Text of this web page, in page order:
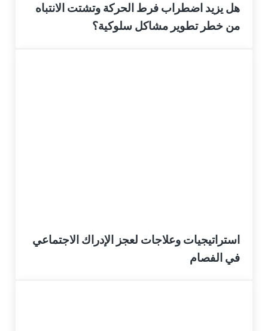
هل يزيد اضطراب فرط الحركة وتشتت الانتباه
من خطر تطوير مشاكل سلوكية؟
استراتيجيات وعلاجات لعجز الإدراك الاجتماعي
في الفصام